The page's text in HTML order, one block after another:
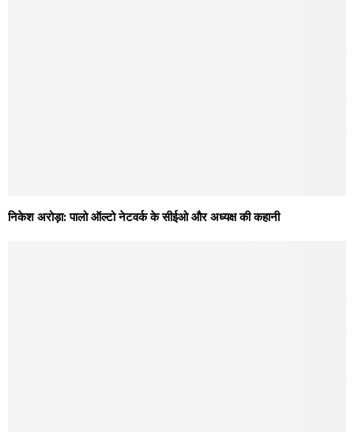
निकेश अरोड़ा: पालो ऑल्टो नेटवर्क के सीईओ और अध्यक्ष की कहानी